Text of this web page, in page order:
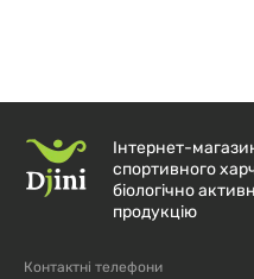
Інтернет-
спортивного
біологічно
продукцію
Контактні телефони